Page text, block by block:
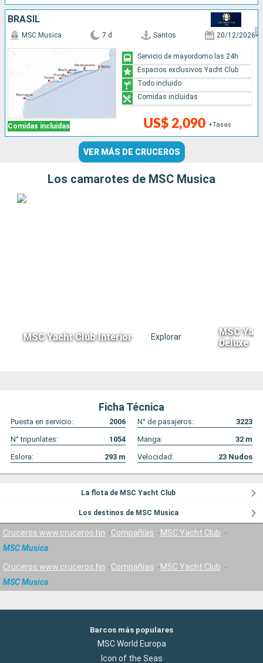
BRASIL
Comidas incluidas
MSC Musica 7 d Santos 20/12/2026
US$ 2,090 +Tasas
Servicio de mayordomo las 24h
Espacios exclusivos Yacht Club
Todo incluido
Comidas incluidas
VER MÁS DE CRUCEROS
Los camarotes de MSC Musica
MSC Yacht Club Interior Explorar
MSC
Deluxe
Ficha Técnica
Puesta en servicio: 2006 N° de pasajeros:
3223
N° tripunlates:
1054 Manga: 32 m
Eslora:
293 m Velocidad: 23 Nudos
La flota de MSC Yacht Club
Los destinos de MSC Musica
Cruceros www.cruceros.hn Compañías
MSC Yacht Club
MSC Musica
Cruceros www.cruceros.hn Compañías
MSC Yacht Club
MSC Musica
Barcos más populares
MSC World Europa
Icon of the Seas